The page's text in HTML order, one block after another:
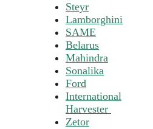
Steyr
Lamborghini
SAME
Belarus
Mahindra
Sonalika
Ford
International
Harvester
Zetor